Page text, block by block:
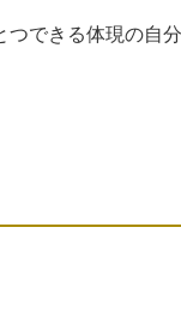
できる体現の自